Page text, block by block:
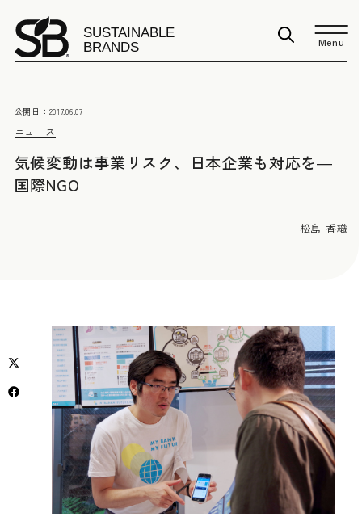
Menu
ニュース
公開日： 2017.06.07
気候変動は事業リスク、日本企業も対応を―
国際NGO
松島 香織